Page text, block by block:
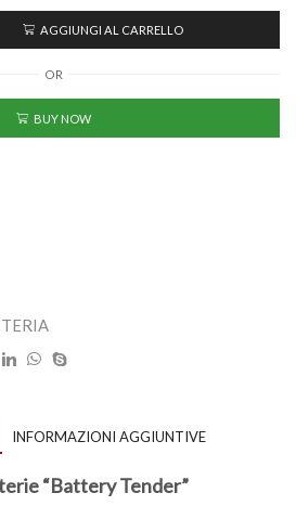
AGGIUNGI AL CARRELLO
OR
BUY NOW
INFORMAZIONI AGGIUNTIVE
“Battery Tender”